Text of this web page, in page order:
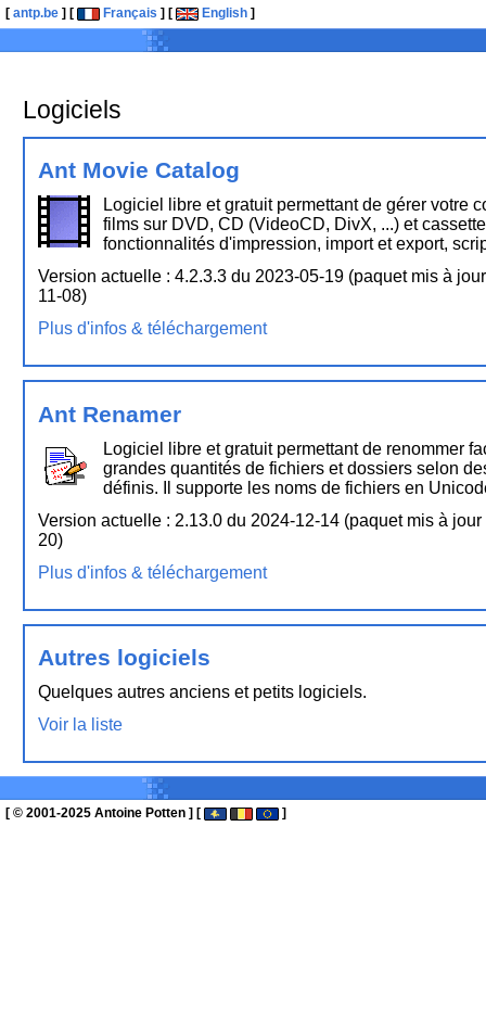
[ antp.be ] [ Français ] [ English ]
Logiciels
Ant Movie Catalog
Logiciel libre et gratuit permettant de gérer votre
films sur DVD, CD (VideoCD, DivX, ...) et
fonctionnalités d'impression, import et export,
Version actuelle : 4.2.3.3 du 2023-05-19 (paquet mis à
11-08)
Plus d'infos & téléchargement
Ant Renamer
Logiciel libre et gratuit permettant de renommer
grandes quantités de fichiers et dossiers selon
définis. Il supporte les noms de fichiers en
Version actuelle : 2.13.0 du 2024-12-14 (paquet mis à
20)
Plus d'infos & téléchargement
Autres logiciels
Quelques autres anciens et petits logiciels.
Voir la liste
[ © 2001-2025 Antoine Potten ] [ ]